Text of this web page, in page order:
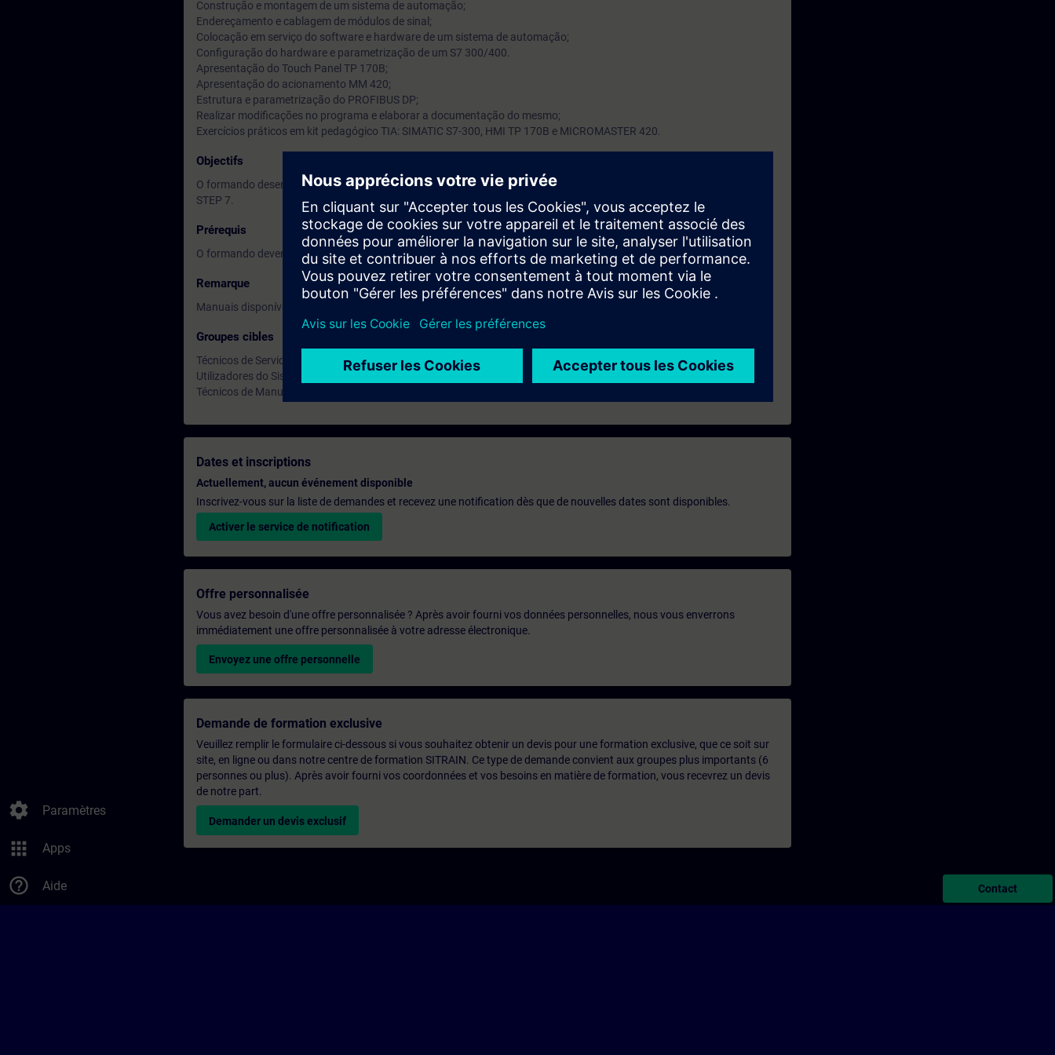
settings Paramètres
apps Apps
help_outline Aide
Construção e montagem de um sistema de automação;
Endereçamento e cablagem de módulos de sinal;
Colocação em serviço do software e hardware de um sistema de automação;
Configuração do hardware e parametrização de um S7 300/400.
Apresentação do Touch Panel TP 170B;
Apresentação do acionamento MM 420;
Estrutura e parametrização do PROFIBUS DP;
Realizar modificações no programa e elaborar a documentação do mesmo;
Exercícios práticos em kit pedagógico TIA: SIMATIC S7-300, HMI TP 170B e MICROMASTER 420.
Objectifs
O formando desenvolve programação básica e configura o hardware dos equipamentos S7-300/400 com o software
STEP 7.
Prérequis
O formando deverá ter noções de automação e de Windows na ótica do utilizador
Remarque
Manuais disponíveis em português.
Groupes cibles
Técnicos de Service;
Utilizadores do Sistema;
Técnicos de Manutenção;
Dates et inscriptions
Actuellement, aucun événement disponible
Inscrivez-vous sur la liste de demandes et recevez une notification dès que de nouvelles dates sont disponibles.
Activer le service de notification
Offre personnalisée
Vous avez besoin d'une offre personnalisée ? Après avoir fourni vos données personnelles, nous vous enverrons
immédiatement une offre personnalisée à votre adresse électronique.
Envoyez une offre personnelle
Demande de formation exclusive
Veuillez remplir le formulaire ci-dessous si vous souhaitez obtenir un devis pour une formation exclusive, que ce soit sur
site, en ligne ou dans notre centre de formation SITRAIN. Ce type de demande convient aux groupes plus importants (6
personnes ou plus). Après avoir fourni vos coordonnées et vos besoins en matière de formation, vous recevrez un devis
de notre part.
Demander un devis exclusif
Contact